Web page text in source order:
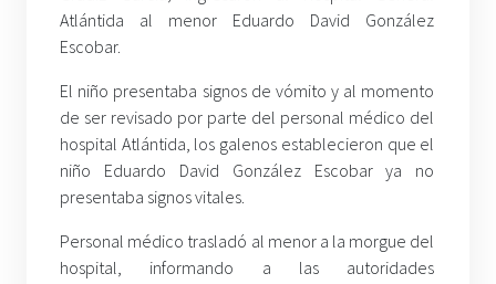
Atlántida al menor Eduardo David González
Escobar.
El niño presentaba signos de vómito y al momento
de ser revisado por parte del personal médico del
hospital Atlántida, los galenos establecieron que el
niño Eduardo David González Escobar ya no
presentaba signos vitales.
Personal médico trasladó al menor a la morgue del
hospital, informando a las autoridades